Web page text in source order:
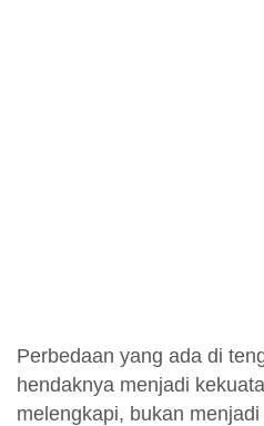
Perbedaan yang ada di
hendaknya menjadi
melengkapi, bukan